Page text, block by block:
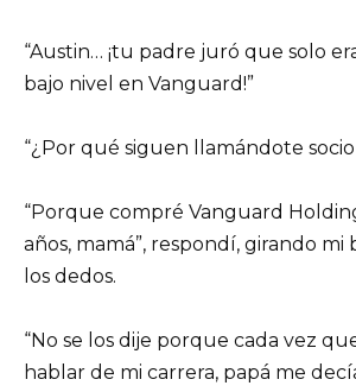
“Austin… ¡tu padre juró que solo
bajo nivel en Vanguard!”
“¿Por qué siguen llamándote
“Porque compré Vanguard
años, mamá”, respondí, girando
los dedos.
“No se los dije porque cada vez
hablar de mi carrera, papá me